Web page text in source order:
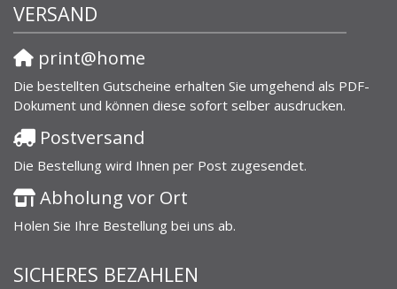
VERSAND
print@home
Die bestellten Gutscheine erhalten Sie umgehend als PDF-
Dokument und können diese sofort selber ausdrucken.
Postversand
Die Bestellung wird Ihnen per Post zugesendet.
Abholung vor Ort
Holen Sie Ihre Bestellung bei uns ab.
SICHERES BEZAHLEN